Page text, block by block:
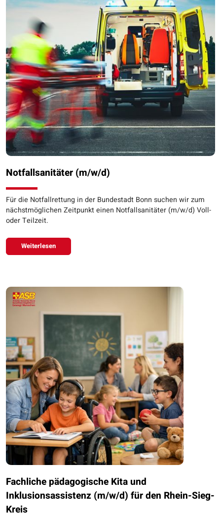
Notfallsanitäter (m/w/d)
Für die Notfallrettung in der Bundestadt Bonn suchen wir zum
nächstmöglichen Zeitpunkt einen Notfallsanitäter (m/w/d) Voll-
oder Teilzeit.
Weiterlesen
Fachliche pädagogische Kita und
Inklusionsassistenz (m/w/d) für den Rhein-Sieg-
Kreis